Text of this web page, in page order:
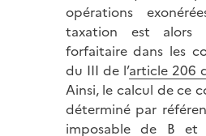
opérations
taxation est alors
forfaitaire dans les
du III de l’article 206
Ainsi, le calcul de ce
déterminé par
imposable de B